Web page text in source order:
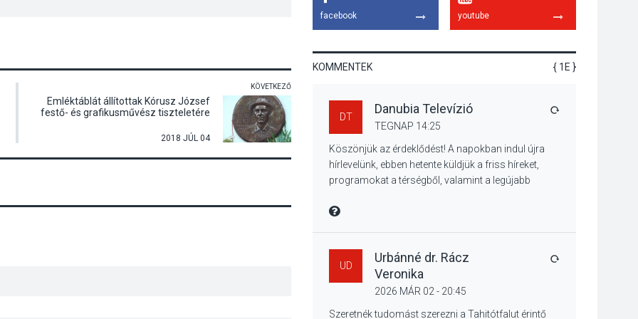
KÖVETKEZŐ
Emléktáblát állítottak Kórusz József
festő- és grafikusművész tiszteletére
2018 JÚL 04
hagyomány – kiállítás
nyitotta meg az idei
Mordái folk-rock
koncert lesz a
élményt kínálnak a
szabadtéri előadások
a Skanzenben
KÖZÉLET 2026 AUG 05
facebook youtube
KOMMENTEK { 1E }
DT
Danubia Televízió
TEGNAP 14:25
Köszönjük az érdeklődést! A napokban indul újra
hírlevelünk, ebben hetente küldjük a friss híreket,
programokat a térségből, valamint a legújabb
Üdvözlettel: a Danubia Televízió csapata
MIRE MONDTA
UD
Urbánné dr. Rácz
Veronika
2026 MÁR 02 - 20:45
Szeretnék tudomást szerezni a Tahitótfalut érintő